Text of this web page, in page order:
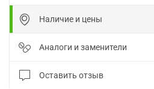
Наличие и цены
Аналоги и заменители
Оставить отзыв